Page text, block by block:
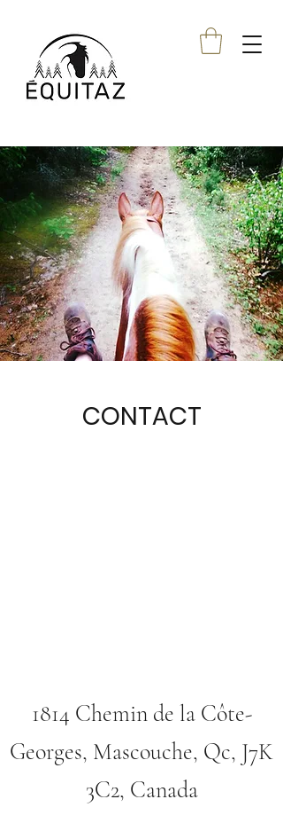
CONTACT
1814 Chemin de la Côte-
Georges, Mascouche, Qc, J7K
3C2, Canada